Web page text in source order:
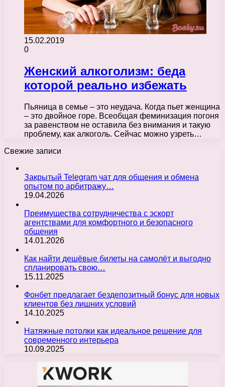
15.02.2019
0
Женский алкоголизм: беда
которой реально избежать
Пьяница в семье – это неудача. Когда пьет женщина
– это двойное горе. Всеобщая феминизация погоня
за равенством не оставила без внимания и такую
проблему, как алкоголь. Сейчас можно узреть…
Свежие записи
Закрытый Telegram чат для общения и обмена
опытом по арбитражу…
19.04.2026
Преимущества сотрудничества с эскорт
агентствами для комфортного и безопасного
общения
14.01.2026
Как найти дешёвые билеты на самолёт и выгодно
спланировать свою…
15.11.2025
Фонбет предлагает бездепозитный бонус для новых
клиентов без лишних условий
14.10.2025
Натяжные потолки как идеальное решение для
современного интерьера
10.09.2025